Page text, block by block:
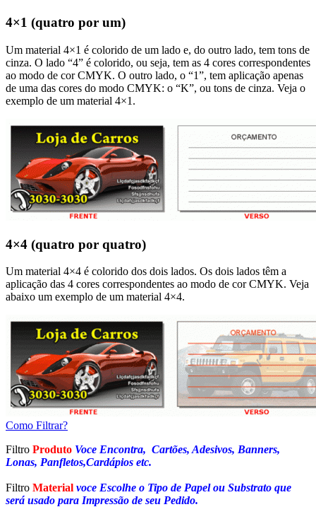
4×1 (quatro por um)
Um material 4×1 é colorido de um lado e, do outro lado, tem tons de
cinza. O lado “4” é colorido, ou seja, tem as 4 cores correspondentes
ao modo de cor CMYK. O outro lado, o “1”, tem aplicação apenas
de uma das cores do modo CMYK: o “K”, ou tons de cinza. Veja o
exemplo de um material 4×1.
4×4 (quatro por quatro)
Um material 4×4 é colorido dos dois lados. Os dois lados têm a
aplicação das 4 cores correspondentes ao modo de cor CMYK. Veja
abaixo um exemplo de um material 4×4.
Como Filtrar?
Filtro Produto Voce Encontra, Cartões, Adesivos, Banners,
Lonas, Panfletos,Cardápios etc.
Filtro Material voce Escolhe o Tipo de Papel ou Substrato que
será usado para Impressão de seu Pedido.